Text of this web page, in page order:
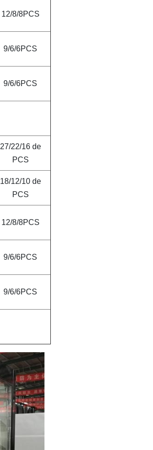
12/8/8PCS
9/6/6PCS
9/6/6PCS
27/22/16 de
PCS
18/12/10 de
PCS
12/8/8PCS
9/6/6PCS
9/6/6PCS